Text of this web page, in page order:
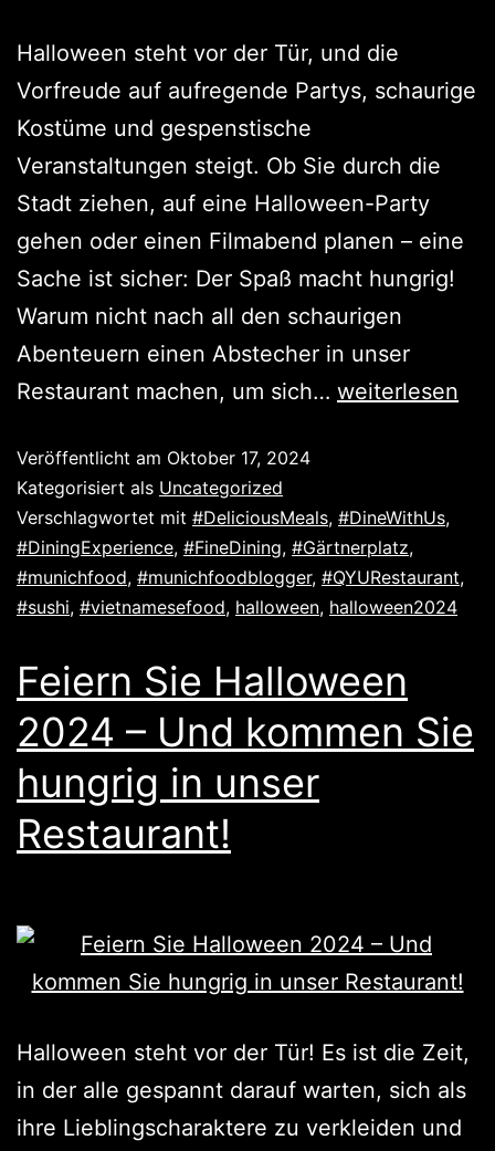
Halloween steht vor der Tür, und die
Vorfreude auf aufregende Partys, schaurige
Kostüme und gespenstische
Veranstaltungen steigt. Ob Sie durch die
Stadt ziehen, auf eine Halloween-Party
gehen oder einen Filmabend planen – eine
Sache ist sicher: Der Spaß macht hungrig!
Warum nicht nach all den schaurigen
Abenteuern einen Abstecher in unser
Restaurant machen, um sich… weiterlesen
Veröffentlicht am Oktober 17, 2024
Kategorisiert als Uncategorized
Verschlagwortet mit #DeliciousMeals, #DineWithUs,
#DiningExperience, #FineDining, #Gärtnerplatz,
#munichfood, #munichfoodblogger, #QYURestaurant,
#sushi, #vietnamesefood, halloween, halloween2024
Feiern Sie Halloween
2024 – Und kommen Sie
hungrig in unser
Restaurant!
Halloween steht vor der Tür! Es ist die Zeit,
in der alle gespannt darauf warten, sich als
ihre Lieblingscharaktere zu verkleiden und